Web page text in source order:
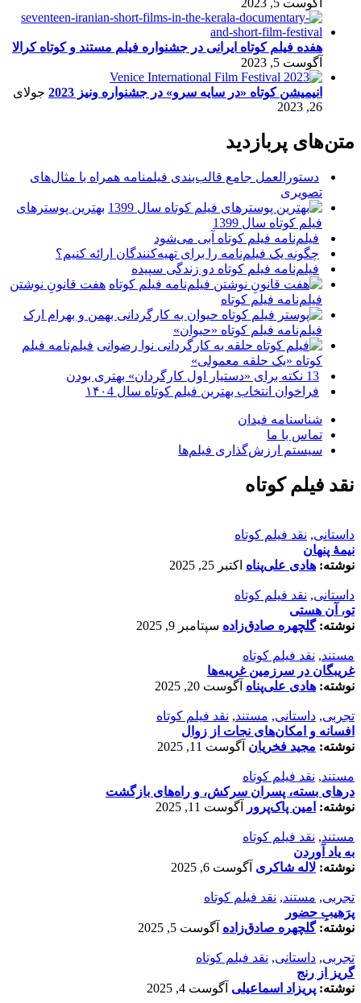
آگوست 5, 2023
هفده فیلم کوتاه ایرانی در جشنواره فیلم مستند و کوتاه کرالا
آگوست 5, 2023
انیمیشن کوتاه «در سایه سرو» در جشنواره ونیز 2023
جولای
26, 2023
متن‌های پربازدید
دستورالعمل جامع قالب‌بندی فیلمنامه همراه با مثال‌های
تصویری
بهترین پوسترهای
فیلم کوتاه سال 1399
فیلم‌نامه فیلم کوتاه آبی می‌شود
چگونه یک فیلم‌نامه را برای تهیه‌کنندگان ارائه کنیم؟
فیلم‌نامه فیلم کوتاه دو زندگی سپیده
هفت قانونِ نوشتن
فیلم‌نامه فیلم کوتاه
فیلم‌نامه فیلم کوتاه «حیوان»
فیلم‌نامه فیلم
کوتاه «یک حلقه معمولی»
13 نکته برای «دستیار اول کارگردان» بهتری بودن
فراخوان انتخاب بهترین فیلم کوتاه سال ۱۴۰4
شناسنامه فیدان
تماس با ما
سیستم ارزش‌گذاری فیلم‌ها
نقد فیلم کوتاه
داستانی, نقد فیلم کوتاه
نیمۀ پنهان
نوشته: هادی علی‌پناه اکتبر 25, 2025
داستانی, نقد فیلم کوتاه
تو، آن هستی
نوشته:گلچهره صادق‌زاده سپتامبر 9, 2025
مستند, نقد فیلم کوتاه
غریبگان در سرزمین غریبه‌ها
نوشته: هادی علی‌پناه آگوست 20, 2025
تجربی, داستانی, مستند, نقد فیلم کوتاه
افسانه‌ و امکان‌های نجات از زوال
نوشته: مجید فخریان آگوست 11, 2025
مستند, نقد فیلم کوتاه
درهای بسته، پسران سرکش، و راه‌های بازگشت
نوشته: امین پاک‌پرور آگوست 11, 2025
مستند, نقد فیلم کوتاه
به یاد آوردن
نوشته: لاله شاکری آگوست 6, 2025
تجربی, مستند, نقد فیلم کوتاه
پرَهیب‌ِ حضور
نوشته:گلچهره صادق‌زاده آگوست 5, 2025
تجربی, داستانی, نقد فیلم کوتاه
گریز از رنج
نوشته: پریزاد اسماعیلی آگوست 4, 2025